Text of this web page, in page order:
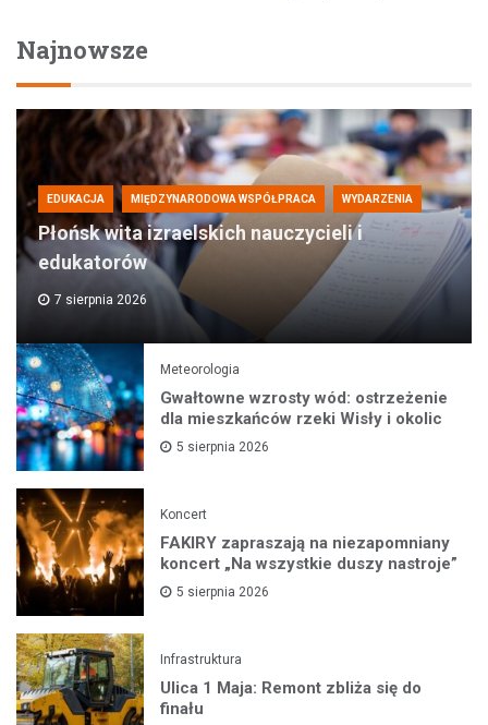
Najnowsze
EDUKACJA MIĘDZYNARODOWA WSPÓŁPRACA WYDARZENIA
Płońsk wita izraelskich nauczycieli i
edukatorów
7 sierpnia 2026
Meteorologia
Gwałtowne wzrosty wód: ostrzeżenie
dla mieszkańców rzeki Wisły i okolic
5 sierpnia 2026
Koncert
FAKIRY zapraszają na niezapomniany
koncert „Na wszystkie duszy nastroje”
5 sierpnia 2026
Infrastruktura
Ulica 1 Maja: Remont zbliża się do
finału